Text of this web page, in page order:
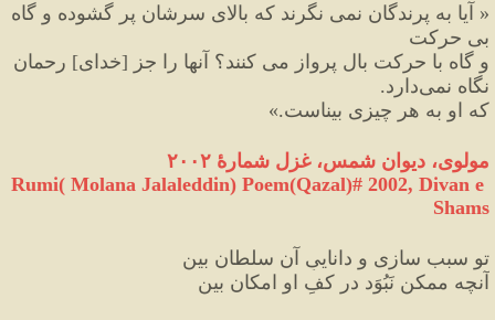
«
بی حرکت
و گاه با حرکت بال پرواز می کنند؟ آنها را جز [خداى‌]
نگاه نمىدارد.
که او به هر چيزى بيناست.»
مولوی، دیوان شمس، غزل شمارهٔ ۲۰۰۲
Rumi( Molana Jalaleddin) Poem(Qazal)# 2002, Divan e
Shams
تو سبب سازی و داناییِ آن سلطان بین
آنچه ممکن نَبُوَد در کفِ او امکان بین